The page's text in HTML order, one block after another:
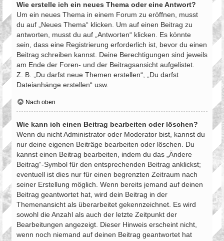
Wie erstelle ich ein neues Thema oder eine Antwort?
Um ein neues Thema in einem Forum zu eröffnen, musst
du auf „Neues Thema“ klicken. Um auf einen Beitrag zu
antworten, musst du auf „Antworten“ klicken. Es könnte
sein, dass eine Registrierung erforderlich ist, bevor du einen
Beitrag schreiben kannst. Deine Berechtigungen sind jeweils
am Ende der Foren- und der Beitragsansicht aufgelistet.
Z. B. „Du darfst neue Themen erstellen“, „Du darfst
Dateianhänge erstellen“ usw.
Nach oben
Wie kann ich einen Beitrag bearbeiten oder löschen?
Wenn du nicht Administrator oder Moderator bist, kannst du
nur deine eigenen Beiträge bearbeiten oder löschen. Du
kannst einen Beitrag bearbeiten, indem du das „Ändere
Beitrag“-Symbol für den entsprechenden Beitrag anklickst;
eventuell ist dies nur für einen begrenzten Zeitraum nach
seiner Erstellung möglich. Wenn bereits jemand auf deinen
Beitrag geantwortet hat, wird dein Beitrag in der
Themenansicht als überarbeitet gekennzeichnet. Es wird
sowohl die Anzahl als auch der letzte Zeitpunkt der
Bearbeitungen angezeigt. Dieser Hinweis erscheint nicht,
wenn noch niemand auf deinen Beitrag geantwortet hat